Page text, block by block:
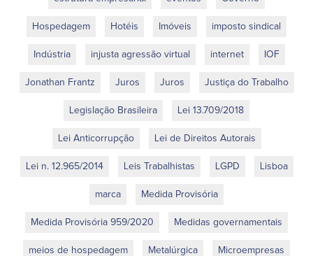
Hospedagem Hotéis Imóveis imposto sindical
Indústria injusta agressão virtual internet IOF
Jonathan Frantz Juros Juros Justiça do Trabalho
Legislação Brasileira Lei 13.709/2018
Lei Anticorrupção Lei de Direitos Autorais
Lei n. 12.965/2014 Leis Trabalhistas LGPD Lisboa
marca Medida Provisória
Medida Provisória 959/2020 Medidas governamentais
meios de hospedagem Metalúrgica Microempresas